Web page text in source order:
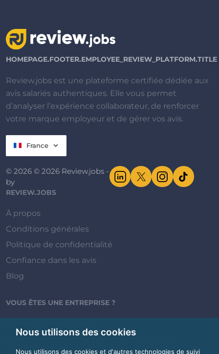
Nous utilisons des cookies
Nous utilisons des cookies et d'autres technologies de suivi
HOMEPAGE.FOOTER.EMPLOYEE_REVIEW_PLATFORM.TITLE
Review.jobs est une plateforme certifiée dédiée aux
avis salariés authentiques. Elle vous permet
d’analyser l’expérience collaborateur, de renforcer
votre marque employeur et de gérer vos avis.
France
© 2026 © 2026 Review.jobs -
by
REVIEW.JOBS
À propos
Conditions générales
Politique de confidentialité
Confiance dans les avis
Blog
VOUS ÊTES UNE ENTREPRISE ?
Créer ou revendiquer votre page entreprise